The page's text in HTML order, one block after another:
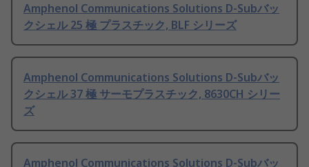
Amphenol Communications Solutions D-Subバッ
クシェル 25 極 プラスチック, BLF シリーズ
Amphenol Communications Solutions D-Subバッ
クシェル 37 極 サーモプラスチック, 8630CH シリー
ズ
Amphenol Communications Solutions D-Subバッ